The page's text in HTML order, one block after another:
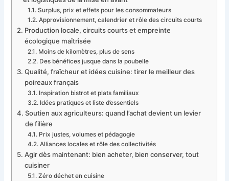
Surplus, prix et effets pour les consommateurs
Approvisionnement, calendrier et rôle des circuits courts
Production locale, circuits courts et empreinte
écologique maîtrisée
Moins de kilomètres, plus de sens
Des bénéfices jusque dans la poubelle
Qualité, fraîcheur et idées cuisine: tirer le meilleur des
poireaux français
Inspiration bistrot et plats familiaux
Idées pratiques et liste d’essentiels
Soutien aux agriculteurs: quand l’achat devient un levier
de filière
Prix justes, volumes et pédagogie
Alliances locales et rôle des collectivités
Agir dès maintenant: bien acheter, bien conserver, tout
cuisiner
Zéro déchet en cuisine